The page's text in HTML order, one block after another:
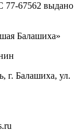
67562 выдано
Балашиха»
г. Балашиха, ул.